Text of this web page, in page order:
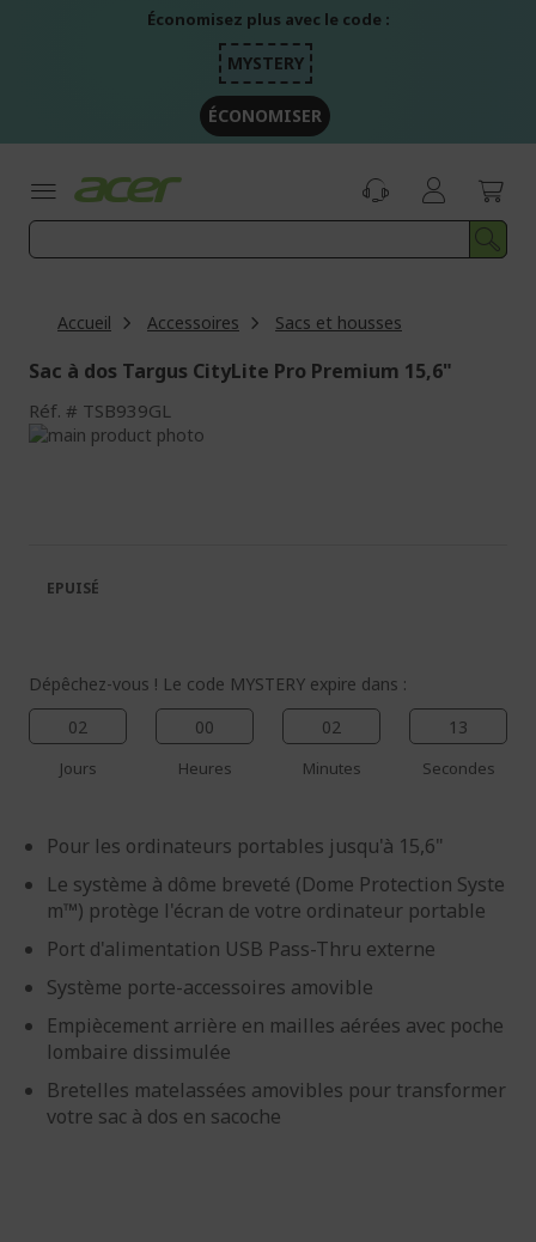
Économisez plus avec le code :
MYSTERY
ÉCONOMISER
Accueil Accessoires Sacs et housses
Sac à dos Targus CityLite Pro Premium 15,6"
Réf. TSB939GL
Passer
galerie
d’images
Galerie
d’images
Dépêchez-vous ! Le code MYSTERY expire dans :
02
Jours
00
Heures
02
Minutes
13
Secondes
Pour les ordinateurs portables jusqu'à 15,6"
Le système à dôme breveté (Dome Protection Syste
m™) protège l'écran de votre ordinateur portable
Port d'alimentation USB Pass-Thru externe
Système porte-accessoires amovible
Empiècement arrière en mailles aérées avec poche
lombaire dissimulée
Bretelles matelassées amovibles pour transformer
votre sac à dos en sacoche
EPUISÉ